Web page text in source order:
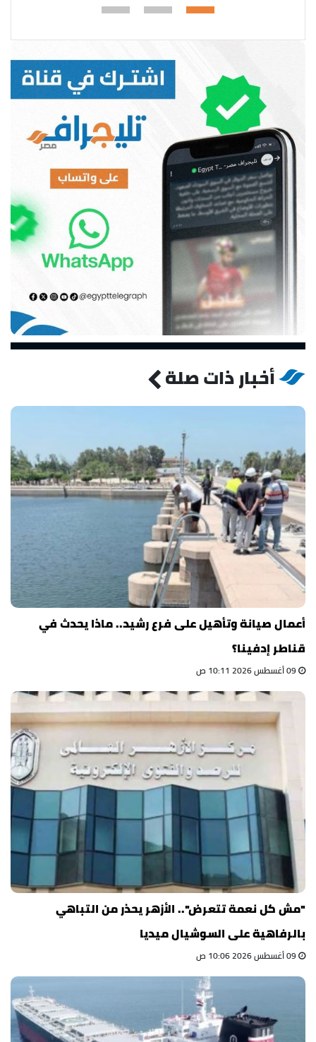
أخبار ذات صلة
أعمال صيانة وتأهيل على فرع رشيد.. ماذا يحدث في
قناطر إدفينا؟
"مش كل نعمة تتعرض".. الأزهر يحذر من التباهي
بالرفاهية على السوشيال ميديا